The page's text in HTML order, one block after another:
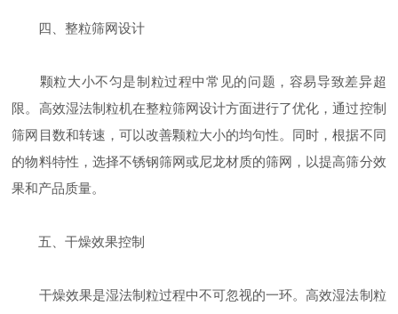
四、整粒筛网设计
颗粒大小不匀是制粒过程中常见的问题，容易导致差异超
限。高效湿法制粒机在整粒筛网设计方面进行了优化，通过控制
筛网目数和转速，可以改善颗粒大小的均句性。同时，根据不同
的物料特性，选择不锈钢筛网或尼龙材质的筛网，以提高筛分效
果和产品质量。
五、干燥效果控制
干燥效果是湿法制粒过程中不可忽视的一环。高效湿法制粒